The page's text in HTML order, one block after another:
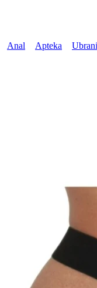
Anal Apteka